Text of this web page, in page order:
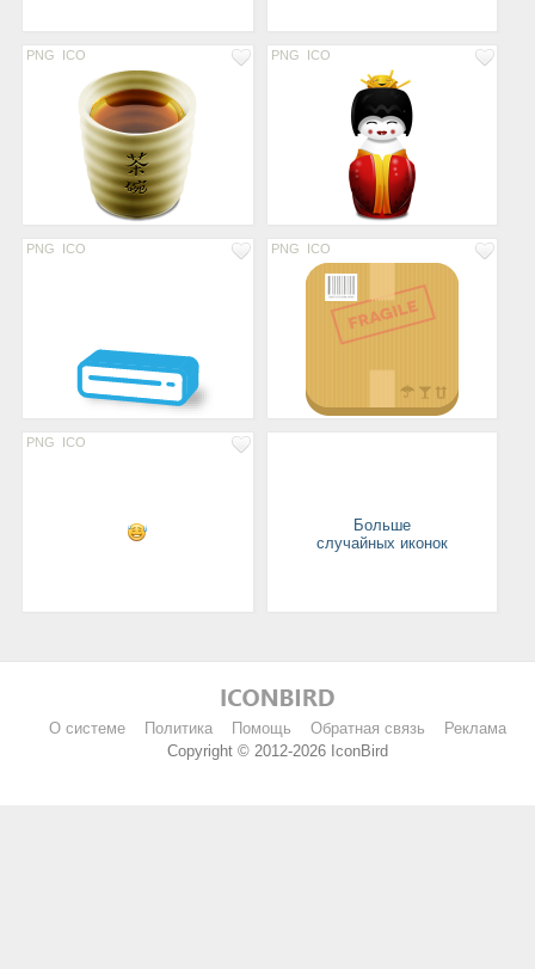
PNG ICO PNG ICO
PNG ICO PNG ICO
PNG ICO
Больше
случайных иконок
О системе Политика Помощь Обратная связь
Реклама
Copyright © 2012-2026 IconBird